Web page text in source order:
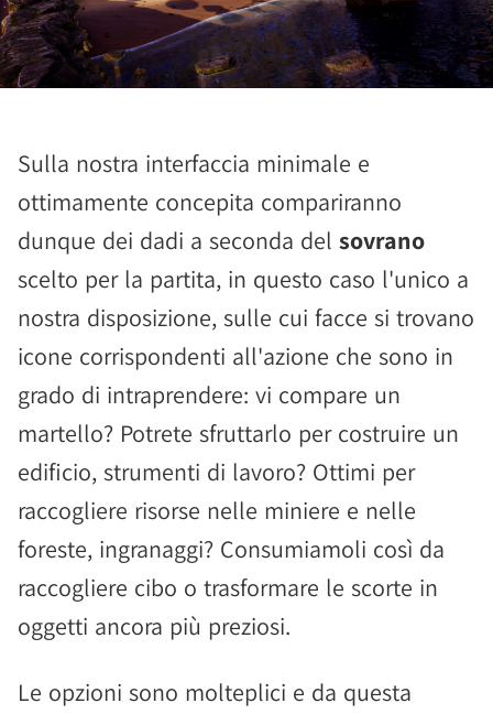
Sulla nostra interfaccia minimale e
ottimamente concepita compariranno
dunque dei dadi a seconda del sovrano
scelto per la partita, in questo caso l'unico a
nostra disposizione, sulle cui facce si trovano
icone corrispondenti all'azione che sono in
grado di intraprendere: vi compare un
martello? Potrete sfruttarlo per costruire un
edificio, strumenti di lavoro? Ottimi per
raccogliere risorse nelle miniere e nelle
foreste, ingranaggi? Consumiamoli così da
raccogliere cibo o trasformare le scorte in
oggetti ancora più preziosi.
Le opzioni sono molteplici e da questa